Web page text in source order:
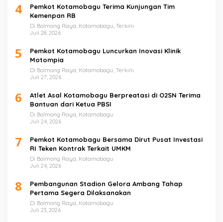
4
Pemkot Kotamobagu Terima Kunjungan Tim
Kemenpan RB
Di Bolmong Raya, Kotamobagu, Terkini
Juli 28, 2026
5
Pemkot Kotamobagu Luncurkan Inovasi Klinik
Motompia
Di Bolmong Raya, Kotamobagu, Terkini
Juli 27, 2026
6
Atlet Asal Kotamobagu Berpreatasi di O2SN Terima
Bantuan dari Ketua PBSI
Di Bolmong Raya, Kotamobagu
Juli 24, 2026
7
Pemkot Kotamobagu Bersama Dirut Pusat Investasi
RI Teken Kontrak Terkait UMKM
Di Bolmong Raya, Kotamobagu
Juli 24, 2026
8
Pembangunan Stadion Gelora Ambang Tahap
Pertama Segera Dilaksanakan
Di Bolmong Raya, Kotamobagu
Juli 23, 2026